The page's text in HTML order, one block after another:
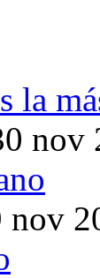
la
nov
nov